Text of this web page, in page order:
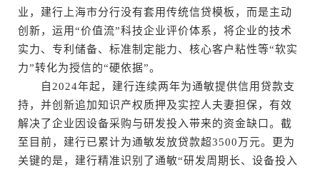
业，建行上海市分行没有套用传统信贷模板，而是主动
创新，运用“价值流”科技企业评价体系，将企业的技术
实力、专利储备、标准制定能力、核心客户粘性等“软实
力”转化为授信的“硬依据”。
自2024年起，建行连续两年为通敏提供信用贷款支
持，并创新追加知识产权质押及实控人夫妻担保，有效
解决了企业因设备采购与研发投入带来的资金缺口。截
至目前，建行已累计为通敏发放贷款超3500万元。更为
关键的是，建行精准识别了通敏“研发周期长、设备投入